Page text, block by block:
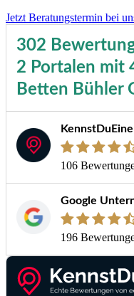
Jetzt Beratungstermin bei
302
2 Portalen mit
Betten Bühler
106
Google
196